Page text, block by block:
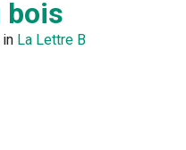
bois
La Lettre B